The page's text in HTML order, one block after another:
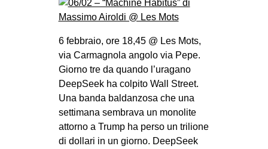
6 febbraio, ore 18,45 @ Les Mots,
via Carmagnola angolo via Pepe.
Giorno tre da quando l’uragano
DeepSeek ha colpito Wall Street.
Una banda baldanzosa che una
settimana sembrava un monolite
attorno a Trump ha perso un trilione
di dollari in un giorno. DeepSeek